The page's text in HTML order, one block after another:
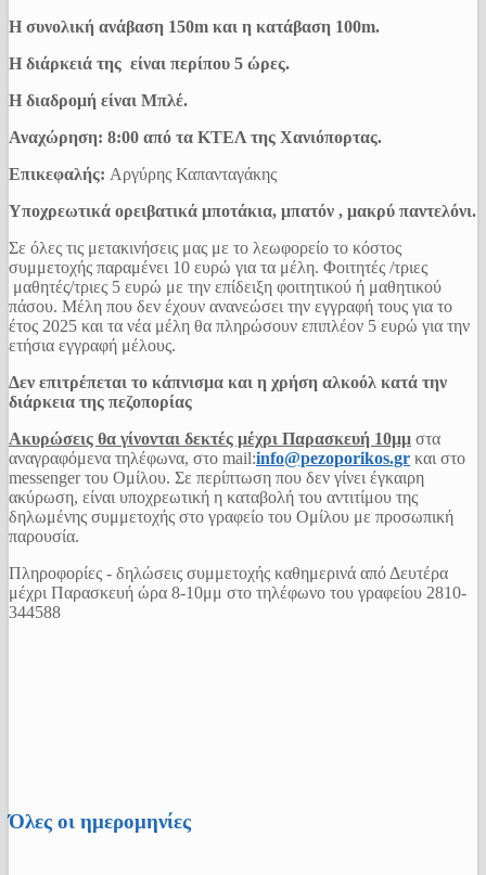
Η συνολική ανάβαση 150m και η κατάβαση 100m.
Η διάρκειά της είναι περίπου 5 ώρες.
Η διαδρομή είναι Μπλέ.
Αναχώρηση: 8:00 από τα ΚΤΕΛ της Χανιόπορτας.
Επικεφαλής: Αργύρης Καπανταγάκης
Υποχρεωτικά ορειβατικά μποτάκια, μπατόν , μακρύ παντελόνι.
Σε όλες τις μετακινήσεις μας με το λεωφορείο το κόστος
συμμετοχής παραμένει 10 ευρώ για τα μέλη. Φοιτητές /τριες
μαθητές/τριες 5 ευρώ με την επίδειξη φοιτητικού ή μαθητικού
πάσου. Μέλη που δεν έχουν ανανεώσει την εγγραφή τους για το
έτος 2025 και τα νέα μέλη θα πληρώσουν επιπλέον 5 ευρώ για την
ετήσια εγγραφή μέλους.
Δεν επιτρέπεται το κάπνισμα και η χρήση αλκοόλ κατά την
διάρκεια της πεζοπορίας
Ακυρώσεις θα γίνονται δεκτές μέχρι Παρασκευή 10μμ στα
αναγραφόμενα τηλέφωνα, στο mail:info@pezoporikos.gr και στο
messenger του Ομίλου. Σε περίπτωση που δεν γίνει έγκαιρη
ακύρωση, είναι υποχρεωτική η καταβολή του αντιτίμου της
δηλωμένης συμμετοχής στο γραφείο του Ομίλου με προσωπική
παρουσία.
Πληροφορίες - δηλώσεις συμμετοχής καθημερινά από Δευτέρα
μέχρι Παρασκευή ώρα 8-10μμ στo τηλέφωνο του γραφείου 2810-
344588
Όλες οι ημερομηνίες